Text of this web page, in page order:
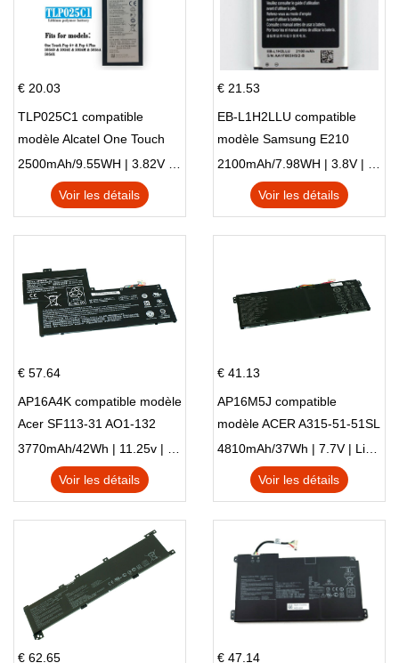
€ 20.03
TLP025C1 compatible
modèle Alcatel One Touch
Pop 4 Plus OT-5056D
2500mAh/9.55WH | 3.82V | Li-ion ...
Voir les détails
€ 21.53
EB-L1H2LLU compatible
modèle Samsung E210
E210K i939
2100mAh/7.98WH | 3.8V | Li-ion ...
Voir les détails
€ 57.64
AP16A4K compatible modèle
Acer SF113-31 AO1-132
NE132
3770mAh/42Wh | 11.25v | Li-ion ...
Voir les détails
€ 41.13
AP16M5J compatible
modèle ACER A315-51-51SL
N17Q1 SERIES
4810mAh/37Wh | 7.7V | Li-ion ...
Voir les détails
€ 62.65
€ 47.14